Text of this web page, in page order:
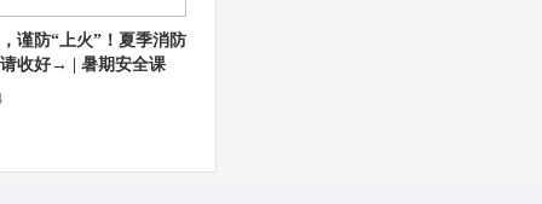
谨防“上火”！夏季消防
收好→ | 暑期安全课